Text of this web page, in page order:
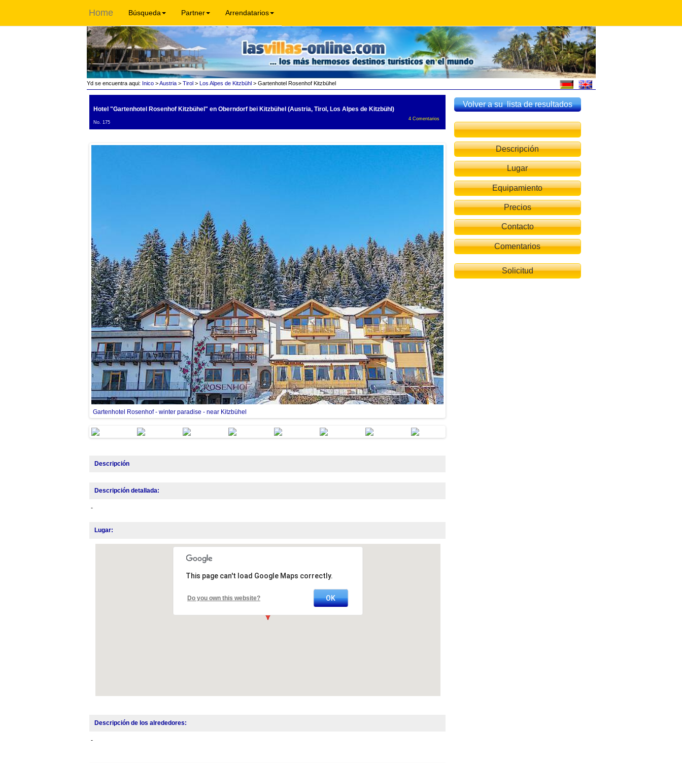
Home Búsqueda Partner Arrendatarios
Yd se encuentra aqui: Inico>Austria> Tirol> Los Alpes de Kitzbühl> Gartenhotel Rosenhof Kitzbühel
4Comentarios
Hotel "Gartenhotel Rosenhof Kitzbühel" en Oberndorf bei Kitzbühel (Austria, Tirol, Los Alpes de Kitzbühl)
No. 175
Gartenhotel Rosenhof - winter paradise - near Kitzbühel
Descripción
Descripción detallada:
-
Lugar:
This page can't load Google Maps correctly.
Do you own this website? OK
Descripción de los alrededores:
-
Volver a su lista de resultados
Descripción
Lugar
Equipamiento
Precios
Contacto
Comentarios
Solicitud